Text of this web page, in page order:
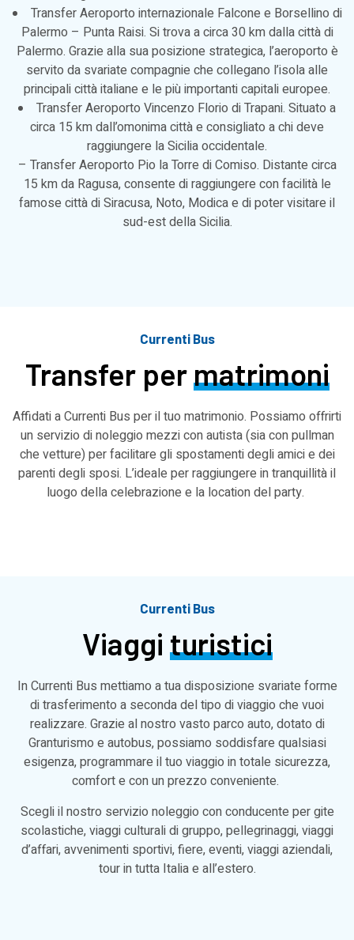
Transfer Aeroporto internazionale Falcone e Borsellino di
Palermo – Punta Raisi. Si trova a circa 30 km dalla città di
Palermo. Grazie alla sua posizione strategica, l’aeroporto è
servito da svariate compagnie che collegano l’isola alle
principali città italiane e le più importanti capitali europee.
Transfer Aeroporto Vincenzo Florio di Trapani. Situato a
circa 15 km dall’omonima città e consigliato a chi deve
raggiungere la Sicilia occidentale.
– Transfer Aeroporto Pio la Torre di Comiso. Distante circa
15 km da Ragusa, consente di raggiungere con facilità le
famose città di Siracusa, Noto, Modica e di poter visitare il
sud-est della Sicilia.
Currenti Bus
Transfer permatrimoni
Affidati a Currenti Bus per il tuo matrimonio. Possiamo offrirti
un servizio di noleggio mezzi con autista (sia con pullman
che vetture) per facilitare gli spostamenti degli amici e dei
parenti degli sposi. L’ideale per raggiungere in tranquillità il
luogo della celebrazione e la location del party.
Currenti Bus
Viaggi turistici
In Currenti Bus mettiamo a tua disposizione svariate forme
di trasferimento a seconda del tipo di viaggio che vuoi
realizzare. Grazie al nostro vasto parco auto, dotato di
Granturismo e autobus, possiamo soddisfare qualsiasi
esigenza, programmare il tuo viaggio in totale sicurezza,
comfort e con un prezzo conveniente.
Scegli il nostro servizio noleggio con conducente per gite
scolastiche, viaggi culturali di gruppo, pellegrinaggi, viaggi
d’affari, avvenimenti sportivi, fiere, eventi, viaggi aziendali,
tour in tutta Italia e all’estero.